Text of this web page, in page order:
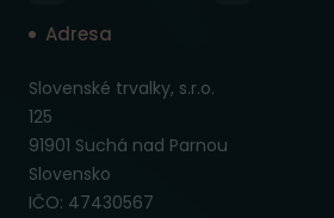
Adresa
Slovenské trvalky, s.r.o.
125
91901 Suchá nad Parnou
Slovensko
IČO: 47430567